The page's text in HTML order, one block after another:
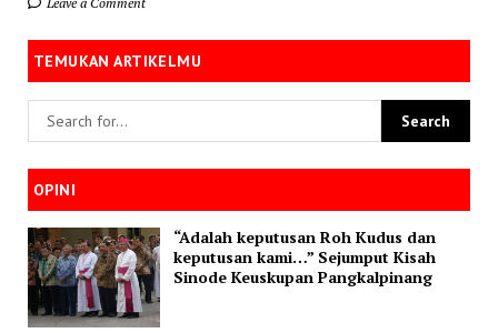
TEMUKAN ARTIKELMU
OPINI
“Adalah keputusan Roh Kudus dan
keputusan kami…” Sejumput Kisah
Sinode Keuskupan Pangkalpinang